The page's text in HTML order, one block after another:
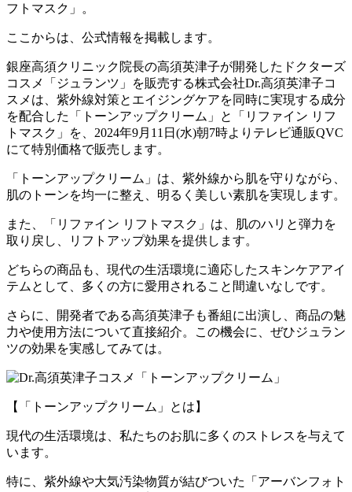
フトマスク」。
ここからは、公式情報を掲載します。
銀座高須クリニック院長の高須英津子が開発したドクターズ
コスメ「ジュランツ」を販売する株式会社Dr.高須英津子コ
スメは、紫外線対策とエイジングケアを同時に実現する成分
を配合した「トーンアップクリーム」と「リファイン リフ
トマスク」を、2024年9月11日(水)朝7時よりテレビ通販QVC
にて特別価格で販売します。
「トーンアップクリーム」は、紫外線から肌を守りながら、
肌のトーンを均一に整え、明るく美しい素肌を実現します。
また、「リファイン リフトマスク」は、肌のハリと弾力を
取り戻し、リフトアップ効果を提供します。
どちらの商品も、現代の生活環境に適応したスキンケアアイ
テムとして、多くの方に愛用されること間違いなしです。
さらに、開発者である高須英津子も番組に出演し、商品の魅
力や使用方法について直接紹介。この機会に、ぜひジュラン
ツの効果を実感してみては。
【「トーンアップクリーム」とは】
現代の生活環境は、私たちのお肌に多くのストレスを与えて
います。
特に、紫外線や大気汚染物質が結びついた「アーバンフォト